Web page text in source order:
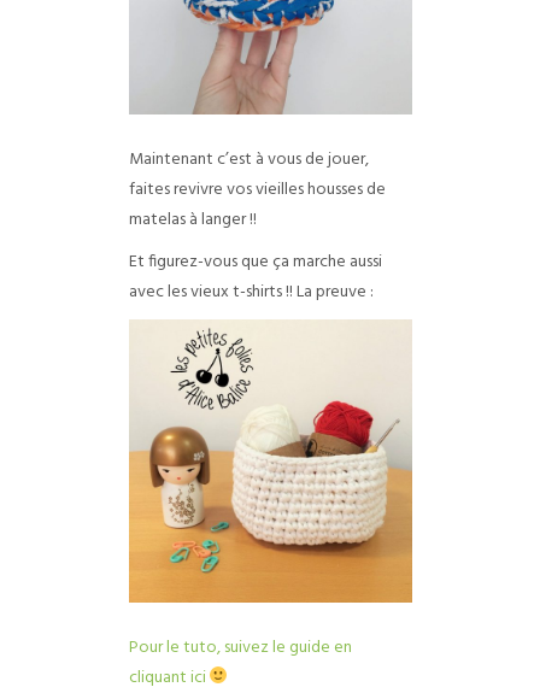
Maintenant c’est à vous de jouer,
faites revivre vos vieilles housses de
matelas à langer !!
Et figurez-vous que ça marche aussi
avec les vieux t-shirts !! La preuve :
Pour le tuto, suivez le guide en
cliquant ici